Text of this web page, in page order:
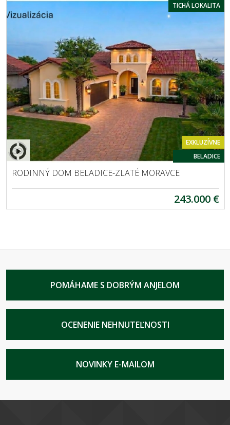
TICHÁ LOKALITA
EXKLUZÍVNE
BELADICE
RODINNÝ DOM BELADICE-ZLATÉ MORAVCE
243.000 €
POMÁHAME S DOBRÝM ANJELOM
OCENENIE NEHNUTEĽNOSTI
NOVINKY E-MAILOM